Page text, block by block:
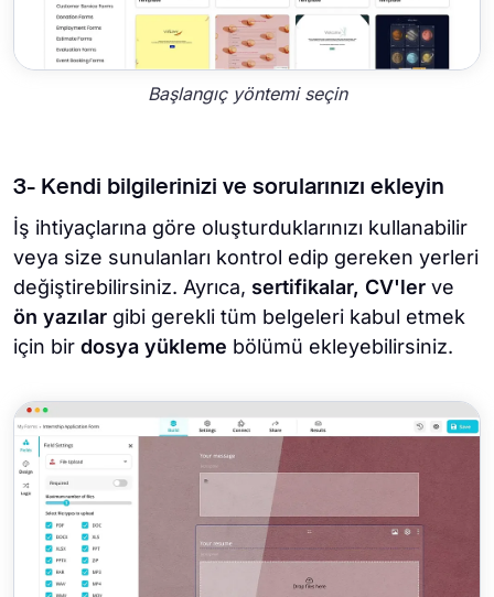
Başlangıç yöntemi seçin
3- Kendi bilgilerinizi ve sorularınızı ekleyin
İş ihtiyaçlarına göre oluşturduklarınızı kullanabilir
veya size sunulanları kontrol edip gereken yerleri
değiştirebilirsiniz. Ayrıca, sertifikalar, CV'ler ve
ön yazılar gibi gerekli tüm belgeleri kabul etmek
için bir dosya yükleme bölümü ekleyebilirsiniz.